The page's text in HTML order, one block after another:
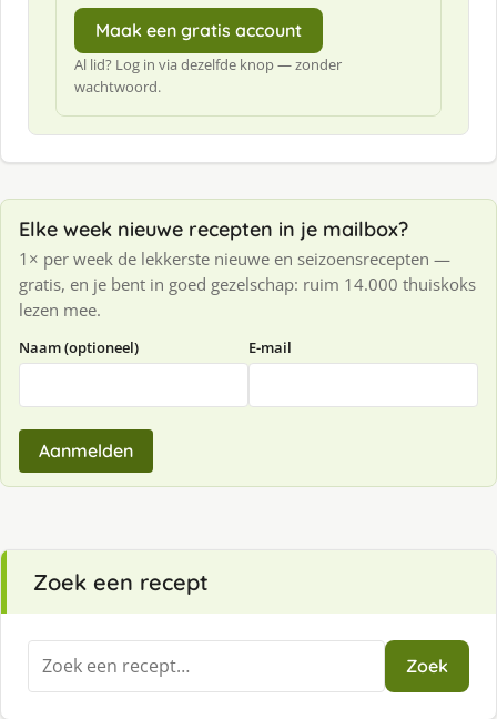
Maak een gratis account
Al lid? Log in via dezelfde knop — zonder
wachtwoord.
Elke week nieuwe recepten in je mailbox?
1× per week de lekkerste nieuwe en seizoensrecepten —
gratis, en je bent in goed gezelschap: ruim 14.000 thuiskoks
lezen mee.
Naam (optioneel) E-mail
Aanmelden
Zoek een recept
Zoeken
naar:
Zoek